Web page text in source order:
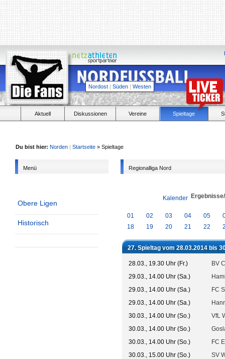
Nordost | Süden | Westen
Aktuell Diskussionen Vereine Spieltage
Du bist hier: Norden | Startseite » Spieltage
Menü
Obere Ligen
Historisch
Regionalliga Nord
Kalender
01 02 03 04 05
18
19 20 21 22
27. Spieltag vom 28.03.2014 bis
28.03., 19.30 Uhr (Fr.)
BV
29.03., 14.00 Uhr (Sa.)
29.03., 14.00 Uhr (Sa.)
FC
29.03., 14.00 Uhr (Sa.)
30.03., 14.00 Uhr (So.)
VfL
30.03., 14.00 Uhr (So.)
30.03., 14.00 Uhr (So.)
FC
30.03., 15.00 Uhr (So.)
SV